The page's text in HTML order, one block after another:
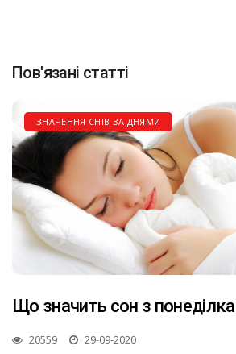
Пов'язані статті
ЗНАЧЕННЯ СНІВ ЗА ДНЯМИ
Що значить сон з
20559 29-09-2020